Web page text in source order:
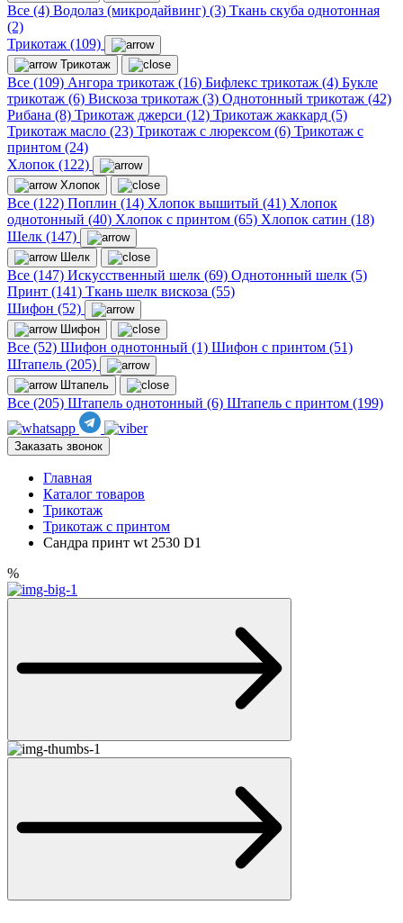
Все (4) Водолаз (микродайвинг) (3) Ткань скуба однотонная
(2)
Трикотаж (109)
Трикотаж
Все (109) Ангора трикотаж (16) Бифлекс трикотаж (4) Букле
трикотаж (6) Вискоза трикотаж (3) Однотонный трикотаж (42)
Рибана (8) Трикотаж джерси (12) Трикотаж жаккард (5)
Трикотаж масло (23) Трикотаж с люрексом (6) Трикотаж с
принтом (24)
Хлопок (122)
Хлопок
Все (122) Поплин (14) Хлопок вышитый (41) Хлопок
однотонный (40) Хлопок с принтом (65) Хлопок сатин (18)
Шелк (147)
Шелк
Все (147) Искусственный шелк (69) Однотонный шелк (5)
Принт (141) Ткань шелк вискоза (55)
Шифон (52)
Шифон
Все (52) Шифон однотонный (1) Шифон с принтом (51)
Штапель (205)
Штапель
Все (205) Штапель однотонный (6) Штапель с принтом (199)
Заказать звонок
Главная
Каталог товаров
Трикотаж
Трикотаж с принтом
Сандра принт wt 2530 D1
%